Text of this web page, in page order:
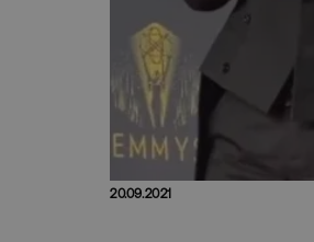
20.09.2021